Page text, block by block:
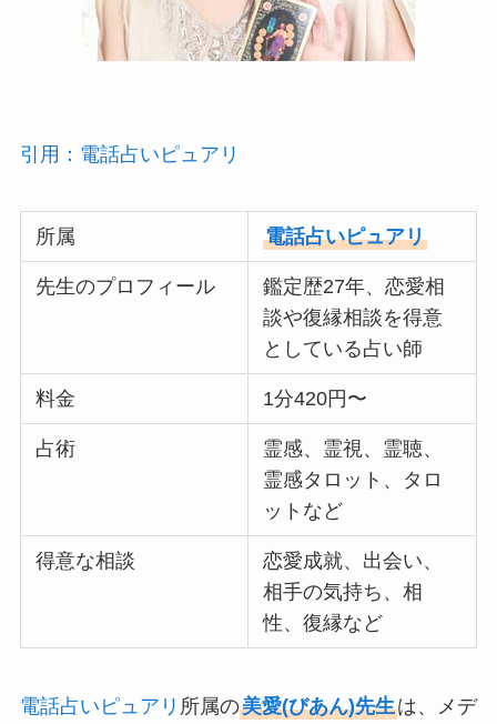
引用：電話占いピュアリ
所属 電話占いピュアリ
先生のプロフィール
鑑定歴27年、恋愛相
談や復縁相談を得意
としている占い師
料金 1分420円〜
占術
霊感、霊視、霊聴、
霊感タロット、タロ
ットなど
得意な相談
恋愛成就、出会い、
相手の気持ち、相
性、復縁など
電話占いピュアリ 所属の美愛(びあん)先生は、メデ